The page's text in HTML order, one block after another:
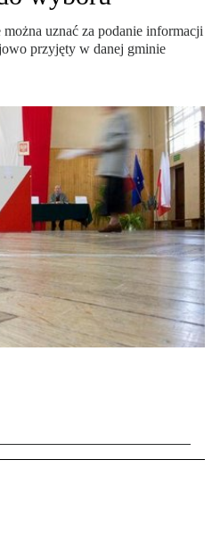
uznać za podanie informacji
przyjęty w danej gminie